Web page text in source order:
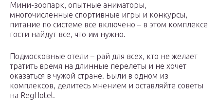
Мини-зоопарк, опытные аниматоры,
многочисленные спортивные игры и конкурсы,
питание по системе все включено – в этом комплексе
гости найдут все, что им нужно.
Подмосковные отели – рай для всех, кто не желает
тратить время на длинные перелеты и не хочет
оказаться в чужой стране. Были в одном из
комплексов, делитесь мнением и оставляйте советы
на RegHotel.